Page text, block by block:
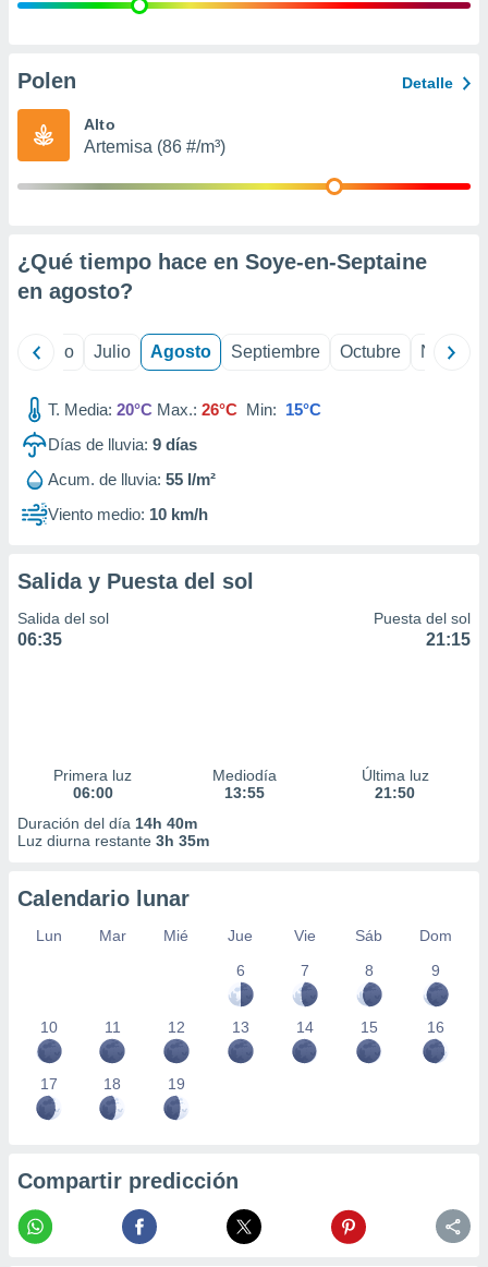
e
publicidad
Polen Detalle
Alto
Artemisa (86 #/m³)
¿Qué tiempo hace en Soye-en-Septaine
en agosto?
Junio Julio Agosto Septiembre Octubre
T. Media: 20°C Max.: 26°C Min: 15°C
Días de lluvia: 9 días
Acum. de lluvia: 55 l/m²
Viento medio: 10 km/h
Salida y Puesta del sol
Salida del sol
06:35
Puesta del sol
21:15
Primera luz
06:00
Mediodía
13:55
Última luz
21:50
Duración del día 14h 40m
Luz diurna restante 3h 35m
Calendario lunar
Lun Mar Mié Jue Vie Sáb
Dom
6
7 8 9
10 11 12 13 14 15 16
17 18 19
Compartir predicción